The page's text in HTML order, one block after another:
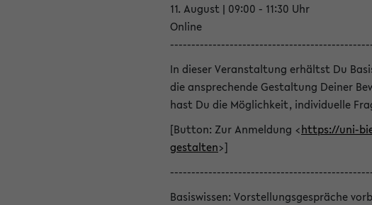
11. August | 09:00 - 11:30 Uhr
Online
In dieser Veranstaltung erhältst Du
die ansprechende Gestaltung Deiner
hast Du die Möglichkeit, individuelle
[Button: Zur Anmeldung <https://uni-
gestalten>]
Basiswissen: Vorstellungsgespräche